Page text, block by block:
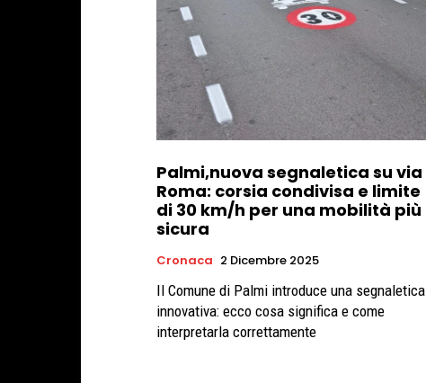
Palmi,nuova segnaletica su via
Roma: corsia condivisa e limite
di 30 km/h per una mobilità più
sicura
Cronaca 2 Dicembre 2025
Il Comune di Palmi introduce una segnaletica
innovativa: ecco cosa significa e come
interpretarla correttamente